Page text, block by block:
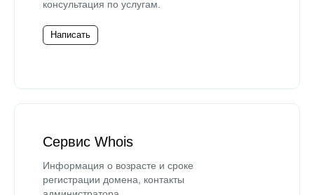
консультация по услугам.
Написать
Сервис Whois
Информация о возрасте и сроке
регистрации домена, контакты